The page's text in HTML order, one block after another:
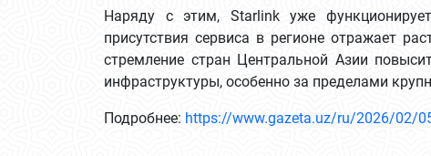
Наряду с этим, Starlink уже
присутствия сервиса в регионе отражает
стремление стран Центральной Азии
инфраструктуры, особенно за пределами
Подробнее: https://www.gazeta.uz/ru/2026/02/